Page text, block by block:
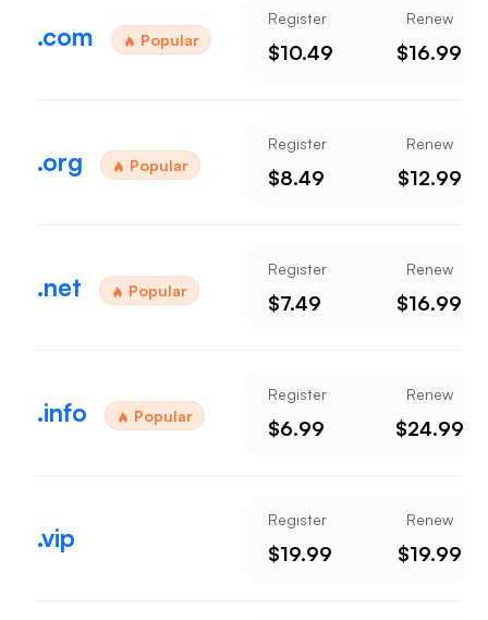
.com Popular
Register
$10.49
Renew
$16.99
.org Popular
Register
$8.49
Renew
$12.99
.net Popular
Register
$7.49
Renew
$16.99
.info Popular
Register
$6.99
Renew
$24.99
.vip
Register
$19.99
Renew
$19.99